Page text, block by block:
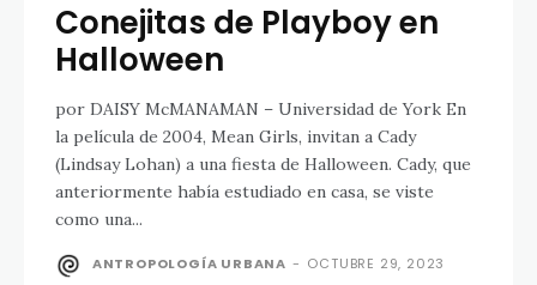
Conejitas de Playboy en
Halloween
por DAISY McMANAMAN – Universidad de York En
la película de 2004, Mean Girls, invitan a Cady
(Lindsay Lohan) a una fiesta de Halloween. Cady, que
anteriormente había estudiado en casa, se viste
como una...
ANTROPOLOGÍA URBANA - OCTUBRE 29, 2023